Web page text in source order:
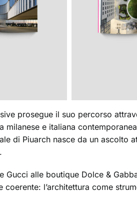
prosegue il suo percorso
milanese e italiana
di Piuarch nasce da un ascolto
Gucci alle boutique Dolce &
coerente: l’architettura come